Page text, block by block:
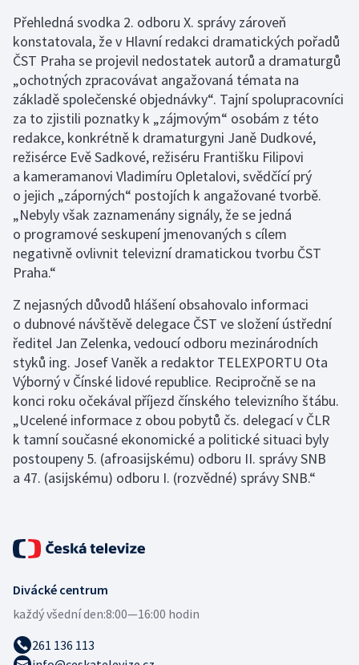
Přehledná svodka 2. odboru X. správy zároveň
konstatovala, že v Hlavní redakci dramatických pořadů
ČST Praha se projevil nedostatek autorů a dramaturgů
„ochotných zpracovávat angažovaná témata na
základě společenské objednávky“. Tajní spolupracovníci
za to zjistili poznatky k „zájmovým“ osobám z této
redakce, konkrétně k dramaturgyni Janě Dudkové,
režisérce Evě Sadkové, režiséru Františku Filipovi
a kameramanovi Vladimíru Opletalovi, svědčící prý
o jejich „záporných“ postojích k angažované tvorbě.
„Nebyly však zaznamenány signály, že se jedná
o programové seskupení jmenovaných s cílem
negativně ovlivnit televizní dramatickou tvorbu ČST
Praha.“
Z nejasných důvodů hlášení obsahovalo informaci
o dubnové návštěvě delegace ČST ve složení ústřední
ředitel Jan Zelenka, vedoucí odboru mezinárodních
styků ing. Josef Vaněk a redaktor TELEXPORTU Ota
Výborný v Čínské lidové republice. Recipročně se na
konci roku očekával příjezd čínského televizního štábu.
„Ucelené informace z obou pobytů čs. delegací v ČLR
k tamní současné ekonomické a politické situaci byly
postoupeny 5. (afroasijskému) odboru II. správy SNB
a 47. (asijskému) odboru I. (rozvědné) správy SNB.“
Divácké centrum
každý všední den:8:00—16:00 hodin
261 136 113